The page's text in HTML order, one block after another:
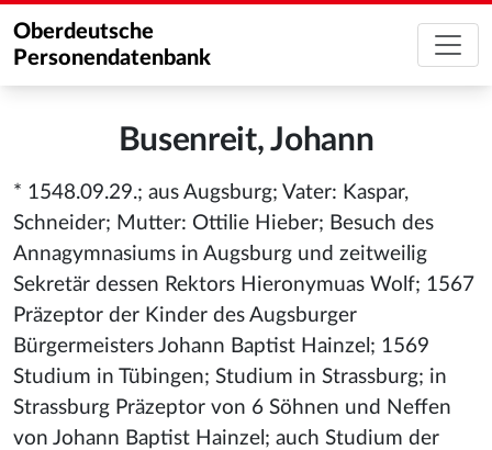
Oberdeutsche
Personendatenbank
Busenreit, Johann
* 1548.09.29.; aus Augsburg; Vater: Kaspar,
Schneider; Mutter: Ottilie Hieber; Besuch des
Annagymnasiums in Augsburg und zeitweilig
Sekretär dessen Rektors Hieronymuas Wolf; 1567
Präzeptor der Kinder des Augsburger
Bürgermeisters Johann Baptist Hainzel; 1569
Studium in Tübingen; Studium in Strassburg; in
Strassburg Präzeptor von 6 Söhnen und Neffen
von Johann Baptist Hainzel; auch Studium der